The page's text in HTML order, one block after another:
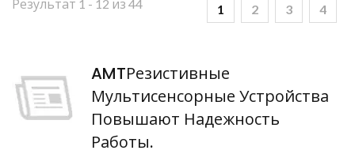
Результат 1 - 12 из 44 1 2 3 4
AMTРезистивные
Мультисенсорные Устройства
Повышают Надежность
Работы.